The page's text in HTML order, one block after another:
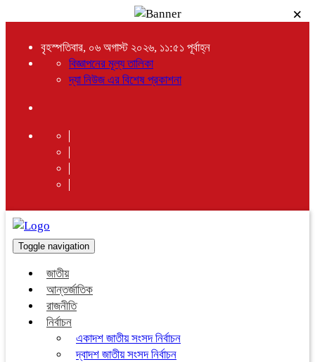
×
বৃহস্পতিবার, ০৬ অগাস্ট ২০২৬, ১১:৫১ পূর্বাহ্ন
বিজ্ঞাপনের মূল্য তালিকা
দ্যা নিউজ এর বিশেষ প্রকাশনা
Toggle navigation
জাতীয়
আন্তর্জাতিক
রাজনীতি
নির্বাচন
একাদশ জাতীয় সংসদ নির্বাচন
দ্বাদশ জাতীয় সংসদ নির্বাচন